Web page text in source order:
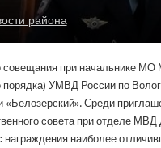
района
совещания при начальнике
порядка) УМВД России по
Среди
совета при отделе
награждения наиболее